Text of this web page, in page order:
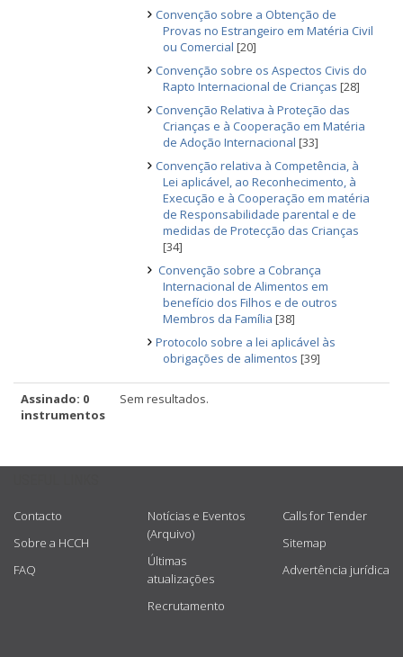
Convenção sobre a Obtenção de
Provas no Estrangeiro em Matéria Civil
ou Comercial [20]
Convenção sobre os Aspectos Civis do
Rapto Internacional de Crianças [28]
Convenção Relativa à Proteção das
Crianças e à Cooperação em Matéria
de Adoção Internacional [33]
Convenção relativa à Competência, à
Lei aplicável, ao Reconhecimento, à
Execução e à Cooperação em matéria
de Responsabilidade parental e de
medidas de Protecção das Crianças
[34]
Convenção sobre a Cobrança
Internacional de Alimentos em
benefício dos Filhos e de outros
Membros da Família [38]
Protocolo sobre a lei aplicável às
obrigações de alimentos [39]
Assinado: 0
instrumentos
Sem resultados.
Contacto
Sobre a HCCH
FAQ
Notícias e Eventos
(Arquivo)
Últimas
atualizações
Recrutamento
Calls for Tender
Sitemap
Advertência jurídica